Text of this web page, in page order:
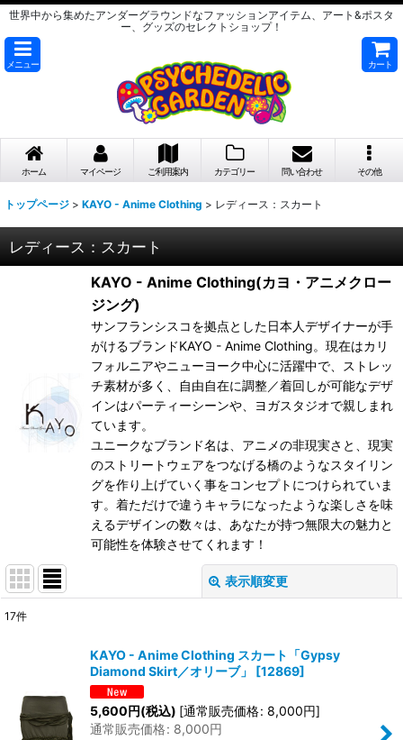
世界中から集めたアンダーグラウンドなファッションアイテム、アート&ポスタ
ー、グッズのセレクトショップ！
メニュー カート
ホーム マイページ ご利用案内 カテゴリー 問い合わせ その他
トップページ > KAYO - Anime Clothing > レディース：スカート
レディース：スカート
KAYO - Anime Clothing(カヨ・アニメクロー
ジング)
サンフランシスコを拠点とした日本人デザイナーが手
がけるブランドKAYO - Anime Clothing。現在はカリ
フォルニアやニューヨーク中心に活躍中で、ストレッ
チ素材が多く、自由自在に調整／着回しが可能なデザ
インはパーティーシーンや、ヨガスタジオで親しまれ
ています。
ユニークなブランド名は、アニメの非現実さと、現実
のストリートウェアをつなげる橋のようなスタイリン
グを作り上げていく事をコンセプトにつけられていま
す。着ただけで違うキャラになったような楽しさを味
えるデザインの数々は、あなたが持つ無限大の魅力と
可能性を体験させてくれます！
表示順変更
並び順:
17件
KAYO - Anime Clothing スカート「Gypsy
Diamond Skirt／オリーブ」
[12869]
5,600円(税込) [通常販売価格: 8,000円]
通常販売価格: 8,000円